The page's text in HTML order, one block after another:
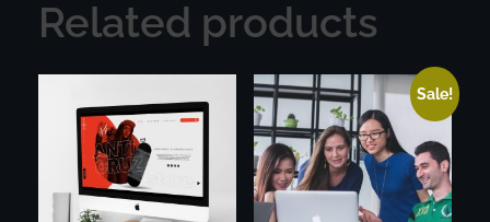
Related products
Sale!